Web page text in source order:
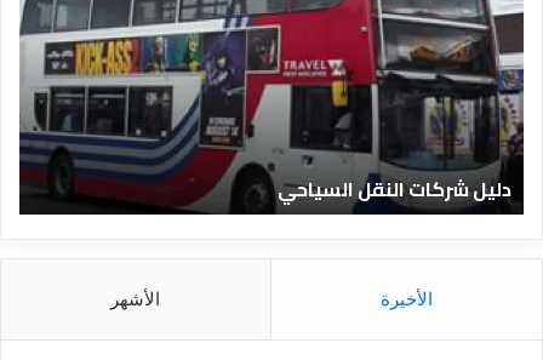
ي
ا
ل
ف
ن
ق
ا
ل
ر
دليل الفنادق المصرية
ق
و
الأخيرة الأشهر